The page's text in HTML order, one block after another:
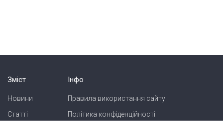
Зміст
Новини
Статті
Інфо
Правила використання сайту
Політика конфіденційності